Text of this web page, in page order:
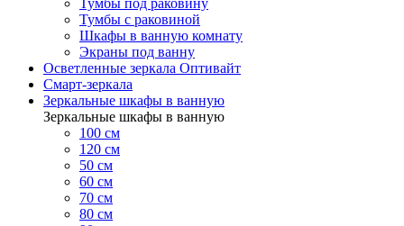
Тумбы под раковину
Тумбы с раковиной
Шкафы в ванную комнату
Экраны под ванну
Осветленные зеркала Оптивайт
Смарт-зеркала
Зеркальные шкафы в ванную
Зеркальные шкафы в ванную
100 см
120 см
50 см
60 см
70 см
80 см